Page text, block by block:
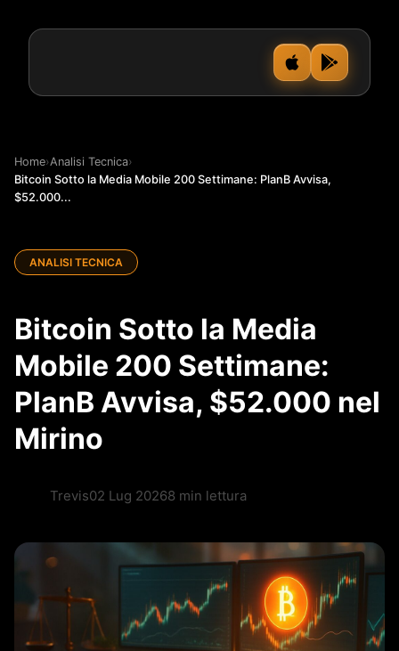
Home›Analisi Tecnica›
Bitcoin Sotto la Media Mobile 200 Settimane: PlanB Avvisa,
$52.000...
ANALISI TECNICA
Bitcoin Sotto la Media
Mobile 200 Settimane:
PlanB Avvisa, $52.000 nel
Mirino
Trevis02 Lug 20268 min lettura